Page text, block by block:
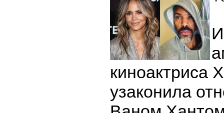
киноактриса
узаконила